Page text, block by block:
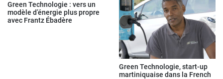
Green Technologie : vers un
modèle d’énergie plus propre
avec Frantz Ébadère
Green Technologie, start-up
martiniquaise dans la French